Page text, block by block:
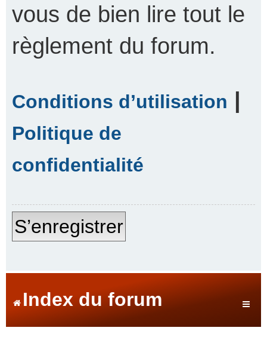
vous de bien lire tout le
règlement du forum.
Conditions d’utilisation |
Politique de
confidentialité
S’enregistrer
Index du forum